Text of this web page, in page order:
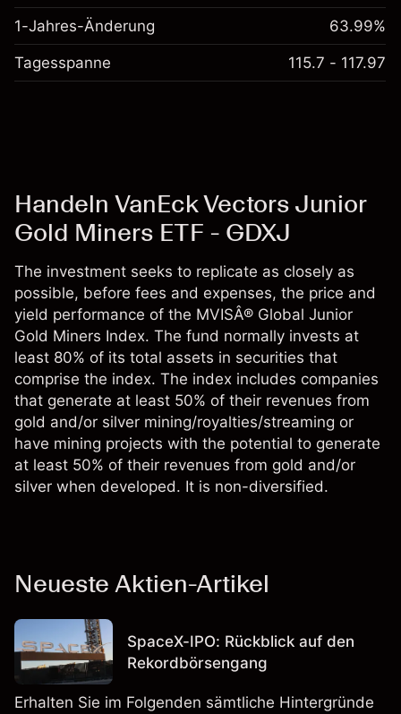
1-Jahres-Änderung 63.99%
Tagesspanne 115.7 - 117.97
Handeln VanEck Vectors Junior
Gold Miners ETF - GDXJ
The investment seeks to replicate as closely as
possible, before fees and expenses, the price and
yield performance of the MVISÂ® Global Junior
Gold Miners Index. The fund normally invests at
least 80% of its total assets in securities that
comprise the index. The index includes companies
that generate at least 50% of their revenues from
gold and/or silver mining/royalties/streaming or
have mining projects with the potential to generate
at least 50% of their revenues from gold and/or
silver when developed. It is non-diversified.
Neueste Aktien-Artikel
SpaceX-IPO: Rückblick auf den
Rekordbörsengang
Erhalten Sie im Folgenden sämtliche Hintergründe